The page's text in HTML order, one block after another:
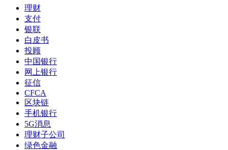
理财
支付
银联
白皮书
投顾
中国银行
网上银行
征信
CFCA
区块链
手机银行
5G消息
理财子公司
绿色金融